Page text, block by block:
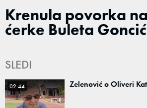
Krenula povorka
ćerke Buleta
SLEDI
02:44 Zelenović o Oliveri